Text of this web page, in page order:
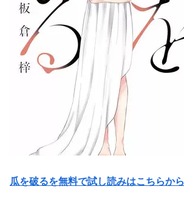
瓜を破るを無料で試し読みはこちらから